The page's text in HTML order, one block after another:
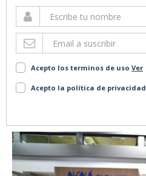
Acepto los terminos de uso Ver
Acepto la política de privacidad